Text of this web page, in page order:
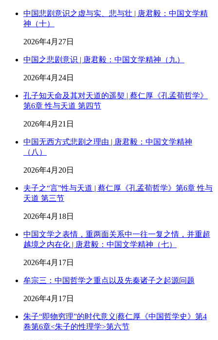
中国悲剧意识之虚与实、悲与壮 | 唐君毅：中国文学精
神（十）
2026年4月27日
中国之悲剧意识 | 唐君毅：中国文学精神（九）
2026年4月24日
孔子知天命及其对天道的遥契 | 蔡仁厚《孔孟荀哲学》
第6章 性与天道 第四节
2026年4月21日
中国无西方式悲剧之理由 | 唐君毅：中国文学精神
（八）
2026年4月20日
夫子之“言”性与天道 | 蔡仁厚《孔孟荀哲学》第6章 性与
天道 第三节
2026年4月18日
中国文学之表情，重两面关系中一往一复之情，并重超
越境之内在化 | 唐君毅：中国文学精神（七）
2026年4月17日
牟宗三：中国哲学之重点以及先秦诸子之起源问题
2026年4月17日
朱子“即物穷理”的时代意义|蔡仁厚《中国哲学史》第4
卷第6章<朱子的性理学>第六节